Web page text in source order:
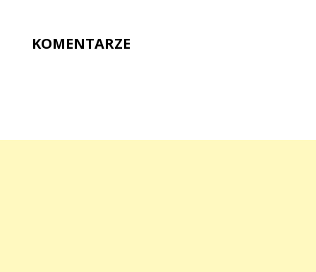
KOMENTARZE